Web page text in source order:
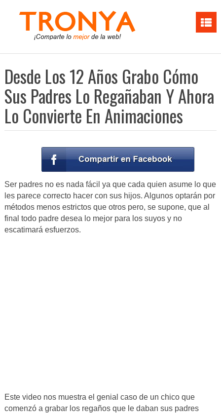
Desde Los 12 Años Grabo Cómo
Sus Padres Lo Regañaban Y Ahora
Lo Convierte En Animaciones
Ser padres no es nada fácil ya que cada quien asume lo que
les parece correcto hacer con sus hijos. Algunos optarán por
métodos menos estrictos que otros pero, se supone, que al
final todo padre desea lo mejor para los suyos y no
escatimará esfuerzos.
Este video nos muestra el genial caso de un chico que
comenzó a grabar los regaños que le daban sus padres